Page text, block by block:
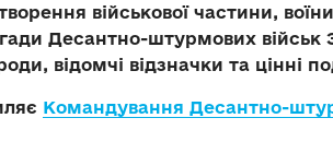
військової частини,
Десантно-штурмових військ
відомчі відзначки та цінні
Командування Десантно-